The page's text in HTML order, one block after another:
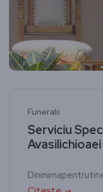
Funeralii
Serviciu
Avasilichioaei